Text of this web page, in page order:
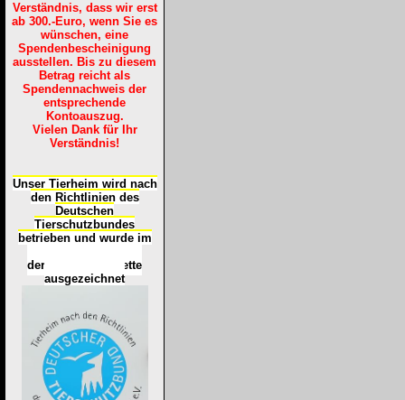
Verständnis, dass wir erst
ab 300.-Euro, wenn Sie es
wünschen, eine
Spendenbescheinigung
ausstellen. Bis zu diesem
Betrag reicht als
Spendennachweis der
entsprechende
Kontoauszug.
Vielen Dank für Ihr
Verständnis!
Unser Tierheim wird nach
den Richtlinien des
Deutschen
Tierschutzbundes
betrieben und wurde im
der
Tierheimplakette
ausgezeichnet